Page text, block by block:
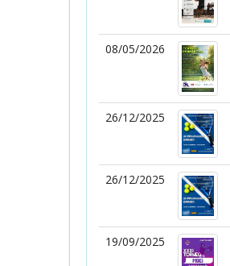
08/05/2026
26/12/2025
26/12/2025
19/09/2025